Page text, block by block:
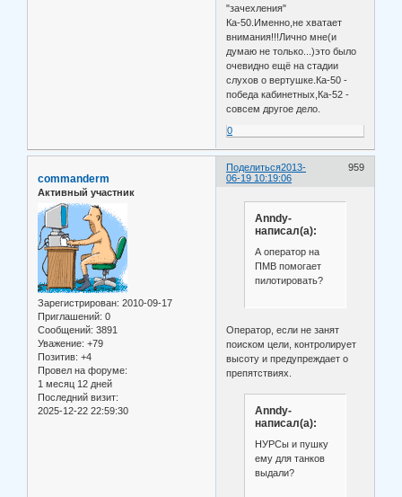
"зачехления"
Ка-50.Именно,не хватает
внимания!!!Лично мне(и
думаю не только...)это было
очевидно ещё на стадии
слухов о вертушке.Ка-50 -
победа кабинетных,Ка-52 -
совсем другое дело.
0
Поделиться 959
2013-
06-19 10:19:06
commanderm
Активный участник
Зарегистрирован: 2010-09-17
Приглашений: 0
Сообщений: 3891
Уважение: +79
Позитив: +4
Провел на форуме:
1 месяц 12 дней
Последний визит:
2025-12-22 22:59:30
Anndy-
написал(а):
А оператор на
ПМВ помогает
пилотировать?
Оператор, если не занят
поиском цели, контролирует
высоту и предупреждает о
препятствиях.
Anndy-
написал(а):
НУРСы и пушку
ему для танков
выдали?